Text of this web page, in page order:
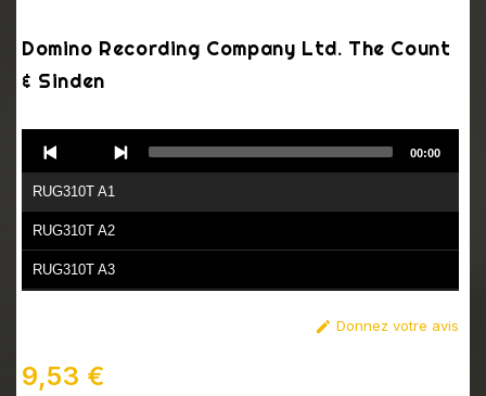
Domino Recording Company Ltd. The Count
& Sinden
Player
RUG310T A1
RUG310T A2
RUG310T A3
RUG310T B3
00:00
 Donnez votre avis
9,53 €